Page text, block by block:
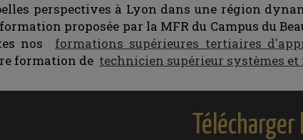
perspectives à Lyon dans une région
proposée par la MFR du Campus du
nos formations supérieures tertiaires
formation de technicien supérieur systèmes et